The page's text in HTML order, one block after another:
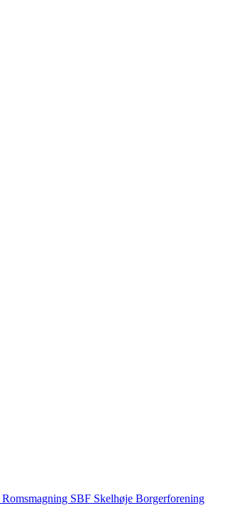
Romsmagning SBF Skelhøje Borgerforening